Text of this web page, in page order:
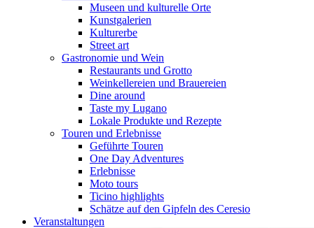
Museen und kulturelle Orte
Kunstgalerien
Kulturerbe
Street art
Gastronomie und Wein
Restaurants und Grotto
Weinkellereien und Brauereien
Dine around
Taste my Lugano
Lokale Produkte und Rezepte
Touren und Erlebnisse
Geführte Touren
One Day Adventures
Erlebnisse
Moto tours
Ticino highlights
Schätze auf den Gipfeln des Ceresio
Veranstaltungen